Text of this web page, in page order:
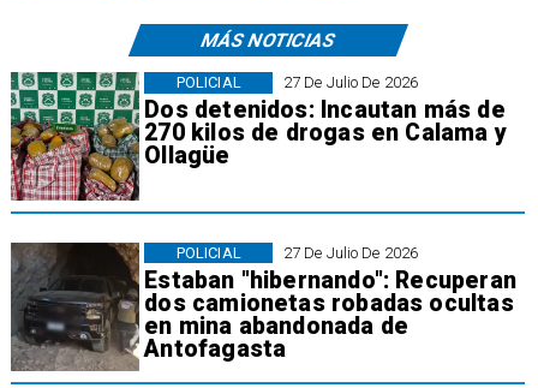
MÁS NOTICIAS
27 De Julio De 2026
Dos detenidos: Incautan más de
270 kilos de drogas en Calama y
Ollagüe
POLICIAL
27 De Julio De 2026
Estaban "hibernando": Recuperan
dos camionetas robadas ocultas
en mina abandonada de
Antofagasta
POLICIAL